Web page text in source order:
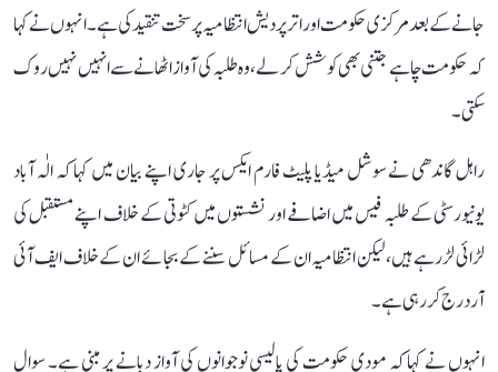
جانے کے بعد مرکزی حکومت اور اتر پردیش انتظامیہ پر سخت تنقید کی ہے۔ انہوں نے کہا
کہ حکومت چاہے جتنی بھی کوشش کر لے، وہ طلبہ کی آواز اٹھانے سے انہیں نہیں روک
سکتی۔
راہل گاندھی نے سوشل میڈیا پلیٹ فارم ایکس پر جاری اپنے بیان میں کہا کہ الٰہ آباد
یونیورسٹی کے طلبہ فیس میں اضافے اور نشستوں میں کٹوتی کے خلاف اپنے مستقبل کی
لڑائی لڑ رہے ہیں، لیکن انتظامیہ ان کے مسائل سننے کے بجائے ان کے خلاف ایف آئی
آر درج کر رہی ہے۔
انہوں نے کہا کہ مودی حکومت کی پالیسی نوجوانوں کی آواز دبانے پر مبنی ہے۔ سوال